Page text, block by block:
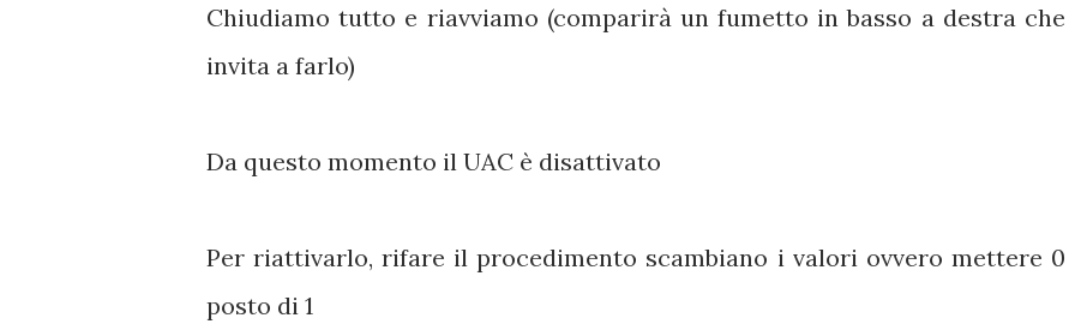
Chiudiamo tutto e riavviamo (comparirà un fumetto in basso a destra che
invita a farlo)
Da questo momento il UAC è disattivato
Per riattivarlo, rifare il procedimento scambiano i valori ovvero mettere 0
posto di 1